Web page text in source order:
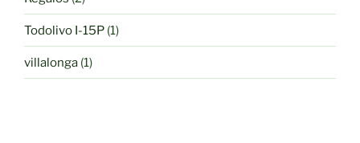
productos
Todolivo I-15P 11
producto
villalonga 11
producto